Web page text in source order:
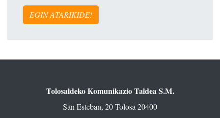
EGIN ATARIKIDE!
Tolosaldeko Komunikazio Taldea S.M.
San Esteban, 20 Tolosa 20400